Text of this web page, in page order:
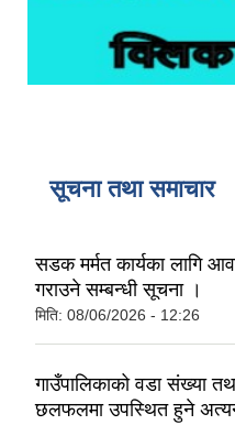
सूचना तथा समाचार
सडक मर्मत कार्यका लागि
गराउने सम्बन्धी सूचना ।
मिति: 08/06/2026 - 12:26
गाउँपालिकाको वडा संख्या
छलफलमा उपस्थित हुने